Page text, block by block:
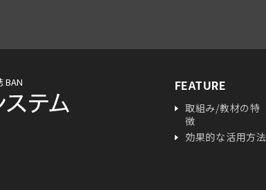
BAN FEATURE
取組み/教材の特
徴
効果的な活用方法